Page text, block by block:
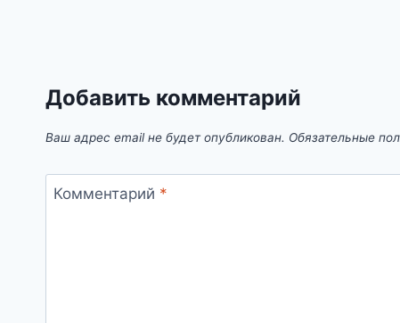
Добавить комментарий
Ваш адрес email не будет опубликован. Обязательные
Комментарий *